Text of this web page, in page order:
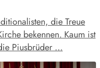
die Treue
bekennen. Kaum ist
Piusbrüder …